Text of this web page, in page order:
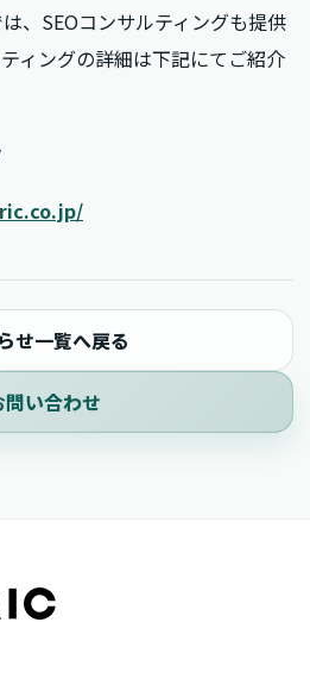
、SEOコンサルティングも提供
ィングの詳細は下記にてご紹介
せ一覧へ戻る
問い合わせ